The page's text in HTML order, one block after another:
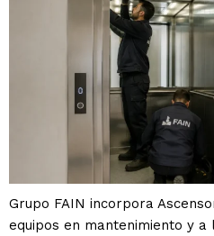
Grupo FAIN incorpora
equipos en mantenimiento y